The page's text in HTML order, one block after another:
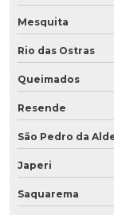
Mesquita
Rio das Ostras
Queimados
Resende
São Pedro da
Japeri
Saquarema